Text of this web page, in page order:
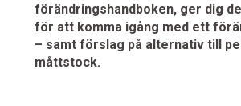
förändringshandboken, ger dig
för att komma igång med ett
– samt förslag på alternativ till
måttstock.